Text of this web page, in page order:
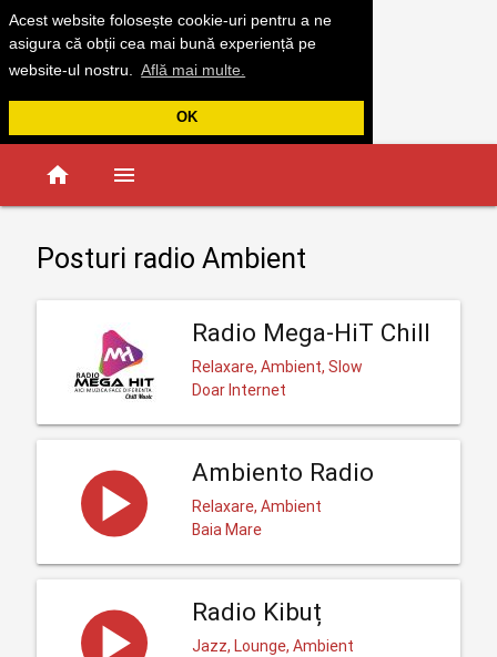
Acest website folosește cookie-uri pentru a ne
asigura că obții cea mai bună experiență pe
website-ul nostru.
Află mai multe.
OK
home menu
Posturi radio Ambient
Radio Mega-HiT Chill
Relaxare, Ambient, Slow
Doar Internet
Ambiento Radio
Relaxare, Ambient
Baia Mare
Radio Kibuț
Jazz, Lounge, Ambient